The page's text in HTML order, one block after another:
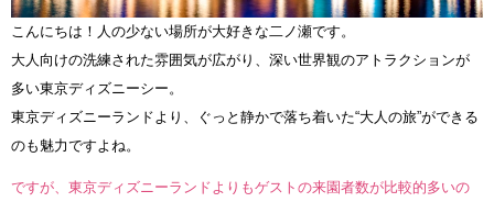
こんにちは！人の少ない場所が大好きな二ノ瀬です。
大人向けの洗練された雰囲気が広がり、深い世界観のアトラクションが
多い東京ディズニーシー。
東京ディズニーランドより、ぐっと静かで落ち着いた“大人の旅”ができる
のも魅力ですよね。
ですが、東京ディズニーランドよりもゲストの来園者数が比較的多いの